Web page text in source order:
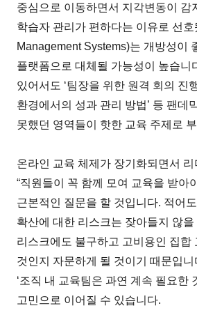
중심으로 이동하면서 지각변동이 감
학습자 관리가 편하다는 이유로 선
Management Systems)는 개방성이
플랫폼으로 대체될 가능성이 높습니
있어서도 ‘팀장을 위한 원격 회의 진
환경에서의 성과 관리 방법’ 등 팬데
못했던 영역들이 핫한 교육 주제로
온라인 교육 체제가 장기화되면서 리
“직원들이 꼭 함께 모여 교육을 받아
근본적인 질문을 할 것입니다. 적어
확산에 대한 리스크는 잦아들지 않을
리스크에도 불구하고 고비용인 집합
것인지 자문하게 될 것이기 때문입
‘조직 내 교육팀은 과연 계속 필요한
고민으로 이어질 수 있습니다.